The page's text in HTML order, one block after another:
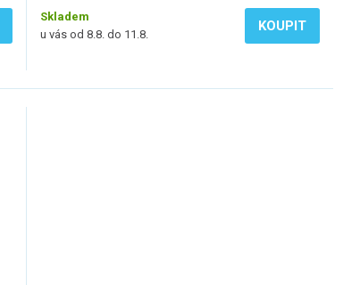
Skladem
u vás od 8.8. do 11.8.
KOUPIT